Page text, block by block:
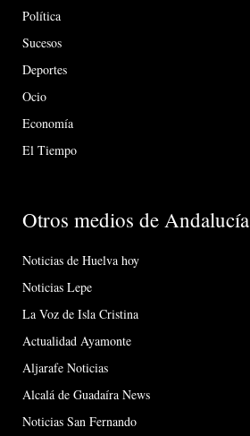
Política
Sucesos
Deportes
Ocio
Economía
El Tiempo
Otros medios de Andalucía
Noticias de Huelva hoy
Noticias Lepe
La Voz de Isla Cristina
Actualidad Ayamonte
Aljarafe Noticias
Alcalá de Guadaíra News
Noticias San Fernando